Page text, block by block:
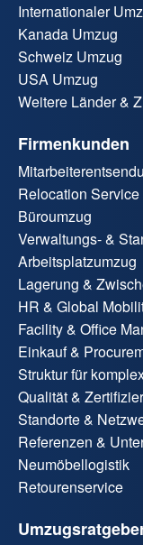
Internationaler
Kanada Umzug
Schweiz Umzug
USA Umzug
Weitere Länder &
Firmenkunden
Relocation
Büroumzug
Verwaltungs- &
Arbeitsplatzumzug
Lagerung &
HR & Global
Facility & Office
Einkauf &
Struktur für
Qualität &
Standorte &
Referenzen &
Neumöbellogistik
Retourenservice